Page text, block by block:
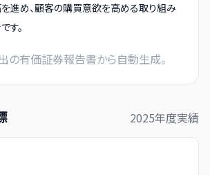
進め、顧客の購買意欲を高める取り組み
す。
の有価証券報告書から自動生成。
2025年度実績